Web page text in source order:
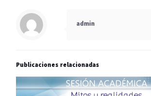
admin
Publicaciones relacionadas